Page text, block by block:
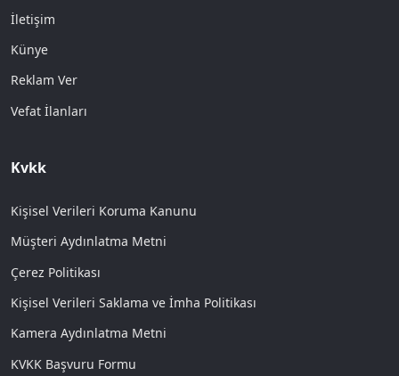
İletişim
Künye
Reklam Ver
Vefat İlanları
Kvkk
Kişisel Verileri Koruma Kanunu
Müşteri Aydınlatma Metni
Çerez Politikası
Kişisel Verileri Saklama ve İmha Politikası
Kamera Aydınlatma Metni
KVKK Başvuru Formu